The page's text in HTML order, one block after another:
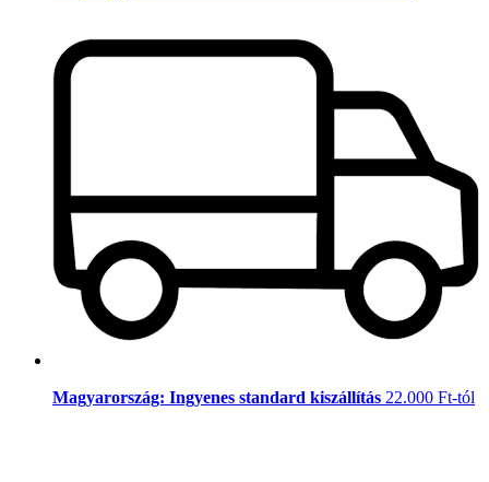
Magyarország: Ingyenes standard kiszállítás 22.000 Ft-tól